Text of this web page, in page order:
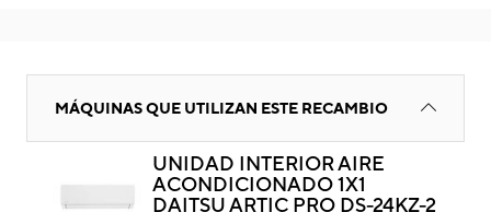
Evaporador
MÁQUINAS QUE UTILIZAN ESTE RECAMBIO
UNIDAD INTERIOR AIRE
ACONDICIONADO 1X1
DAITSU ARTIC PRO DS-24KZ-2